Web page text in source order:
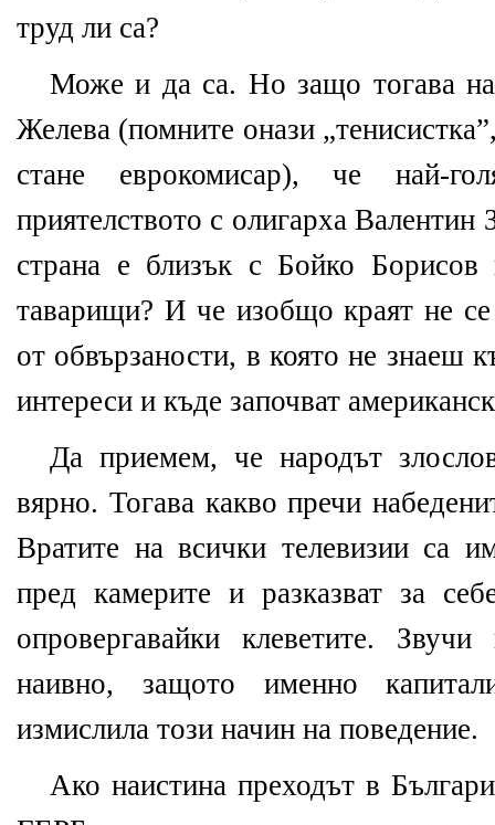
труд ли са?
Може и да са. Но защо тогава
Желева (помните онази
стане еврокомисар), че най-
приятелството с олигарха Валентин
страна е близък с Бойко
таварищи? И че изобщо краят не
от обвързаности, в която не знаеш
интереси и къде започват
Да приемем, че народът
вярно. Тогава какво пречи
Вратите на всички телевизии са
пред камерите и разказват за
опровергавайки клеветите.
наивно, защото именно
измислила този начин на поведение.
Ако наистина преходът в